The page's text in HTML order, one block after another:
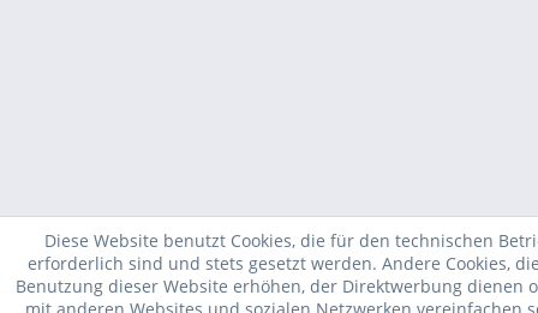
Diese Website benutzt Cookies, die für den technischen
erforderlich sind und stets gesetzt werden. Andere Cookies,
Benutzung dieser Website erhöhen, der Direktwerbung dienen